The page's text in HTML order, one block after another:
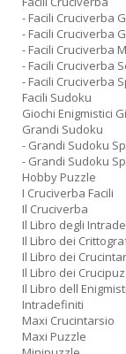
- Facili Cruciverba
- Facili Cruciverba
- Facili Cruciverba
- Facili Cruciverba
- Facili Cruciverba
Facili Sudoku
Giochi Enigmistici
Grandi Sudoku
- Grandi Sudoku
- Grandi Sudoku
Hobby Puzzle
I Cruciverba Facili
Il Cruciverba
Il Libro degli
Il Libro dei
Il Libro dei
Il Libro dei
Il Libro dell
Intradefiniti
Maxi Crucintarsio
Maxi Puzzle